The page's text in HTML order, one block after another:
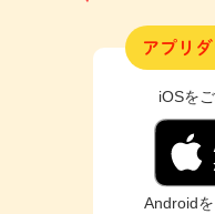
アプリ
iOSを
Android